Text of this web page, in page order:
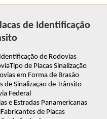
de Identificação
de Rodovias
Tipo de Placas Sinalização
em Forma de Brasão
de Sinalização de Trânsito
Federal
e Estradas Panamericanas
Fabricantes de Placas